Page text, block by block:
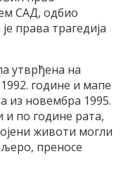
САД, одбио
права трагедија
утврђена на
године и мапе
из новембра 1995.
и по године рата,
животи могли
преносе